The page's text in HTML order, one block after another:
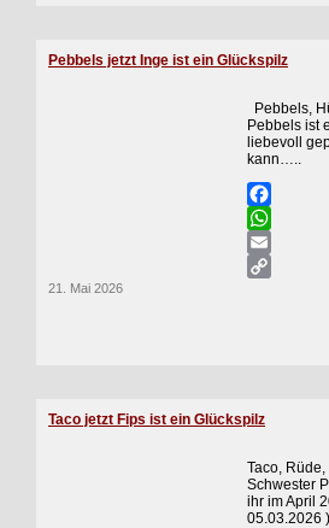
Pebbels jetzt Inge ist ein Glückspilz
Pebbels,
Pebbels ist
liebevoll
kann…..
Facebook
WhatsApp
Email
Copy
21. Mai 2026
Taco jetzt Fips ist ein Glückspilz
Taco,
Schwester
ihr im April
05.03.2026